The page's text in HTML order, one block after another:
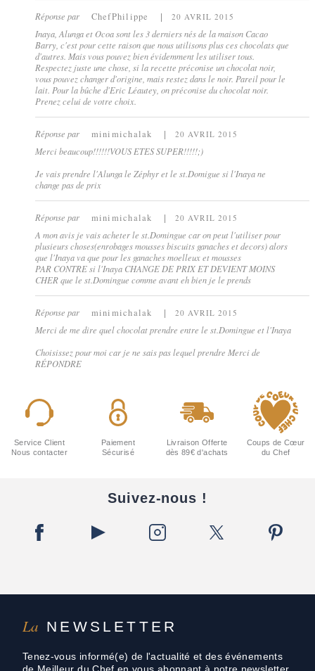
Réponse par ChefPhilippe 20 AVRIL 2015
Inaya, Alunga et Ocoa sont les 3 derniers nés de la maison Cacao
Barry, c'est pour cette raison que nous utilisons plus ces chocolats que
d'autres. Mais vous pouvez bien évidemment les utiliser tous.
Respectez juste une chose, si la recette préconise un chocolat noir,
vous pouvez changer d'origine, mais restez dans le noir. Pareil pour le
lait. Pour la bûche d'Eric Léautey, on préconise du chocolat noir.
Prenez celui de votre choix.
Réponse par minimichalak 20 AVRIL 2015
Merci beaucoup!!!!!!VOUS ETES SUPER!!!!!;)
Je vais prendre l'Alunga le Zéphyr et le st.Domigue si l'Inaya ne
change pas de prix
Réponse par minimichalak 20 AVRIL 2015
A mon avis je vais acheter le st.Domingue car on peut l'utiliser pour
plusieurs choses(enrobages mousses biscuits ganaches et decors) alors
que l'Inaya va que pour les ganaches moelleux et mousses
PAR CONTRE si l'Inaya CHANGE DE PRIX ET DEVIENT MOINS
CHER que le st.Domingue comme avant eh bien je le prends
Réponse par minimichalak 20 AVRIL 2015
Merci de me dire quel chocolat prendre entre le st.Domingue et l'Inaya
Choisissez pour moi car je ne sais pas lequel prendre Merci de
RÉPONDRE
La NEWSLETTER
Tenez-vous informé(e) de l'actualité et des événements
de Meilleur du Chef en vous abonnant à notre newsletter
Service Client
Nous contacter
Paiement
Sécurisé
Livraison Offerte
dès 89€ d'achats
Coups de Cœur
du Chef
Suivez-nous !